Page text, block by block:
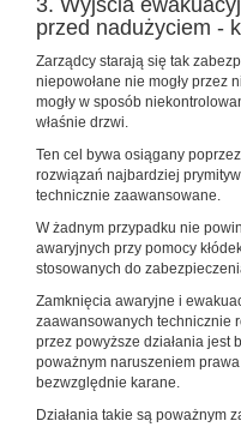
3. Wyjścia
przed nadużyciem -
Zarządcy starają się tak
niepowołane nie mogły przez
mogły w sposób
właśnie drzwi.
Ten cel bywa osiągany
rozwiązań najbardziej
technicznie zaawansowane.
W żadnym przypadku nie
awaryjnych przy pomocy
stosowanych do
Zamknięcia awaryjne i
zaawansowanych technicznie
przez powyższe działania jest
poważnym naruszeniem
bezwzględnie karane.
Działania takie są poważnym